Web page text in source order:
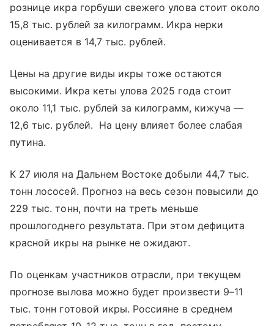
рознице икра горбуши свежего улова стоит около
15,8 тыс. рублей за килограмм. Икра нерки
оценивается в 14,7 тыс. рублей.
Цены на другие виды икры тоже остаются
высокими. Икра кеты улова 2025 года стоит
около 11,1 тыс. рублей за килограмм, кижуча —
12,6 тыс. рублей. На цену влияет более слабая
путина.
К 27 июля на Дальнем Востоке добыли 44,7 тыс.
тонн лососей. Прогноз на весь сезон повысили до
229 тыс. тонн, почти на треть меньше
прошлогоднего результата. При этом дефицита
красной икры на рынке не ожидают.
По оценкам участников отрасли, при текущем
прогнозе вылова можно будет произвести 9–11
тыс. тонн готовой икры. Россияне в среднем